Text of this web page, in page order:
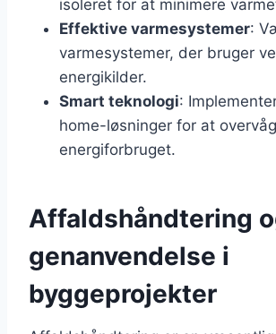
isoleret for at minimere
Effektive varmesystemer:
varmesystemer, der bruger
energikilder.
Smart teknologi:
home-løsninger for at
energiforbruget.
Affaldshåndtering
genanvendelse i
byggeprojekter